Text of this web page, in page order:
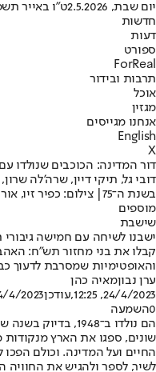
יום שבת, 2.5.2026
ט"ו באייר
חדשות
דעות
ספורט
ForReal
תרבות ובידור
אוכל
מגזין
אנחנו מגייסים
English
X
דור המדינה: הכוכבים שנולדו
דובי גל, תיקי דיין, שרה'לה
בשנת ה־75| צילום: כפיר זיו, אורן בן חקון, לירון מולדובן, אייל מרגולין/ג'יני
מוספים
שישבת
ישבנו לשיחה עם חמישה
קבלו את בני מחזור תש"ח:
והאופטימיות שמסרבת לדעוך כבר 75
ערן נבוןמאיה כהן
24/4/2023, 12:25
,עודכן2023, 12:25
0השמעה
הם נולדו ב־1948,
שונים, ספגו את הארץ מנקודות
החיים ועל המדינה. וכולם
לשיר, לספר ולהגיש את